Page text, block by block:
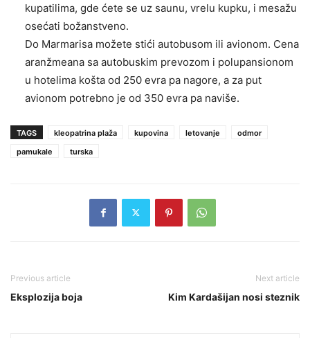
kupatilima, gde ćete se uz saunu, vrelu kupku, i mesažu
osećati božanstveno.
Do Marmarisa možete stići autobusom ili avionom. Cena
aranžmeana sa autobuskim prevozom i polupansionom
u hotelima košta od 250 evra pa nagore, a za put
avionom potrebno je od 350 evra pa naviše.
TAGS kleopatrina plaža kupovina letovanje
odmor
pamukale
turska
Previous article
Eksplozija boja
Next article
Kim Kardašijan nosi steznik